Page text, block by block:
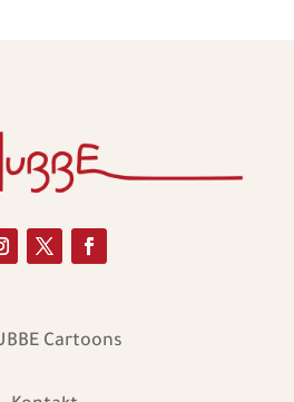
Cartoons